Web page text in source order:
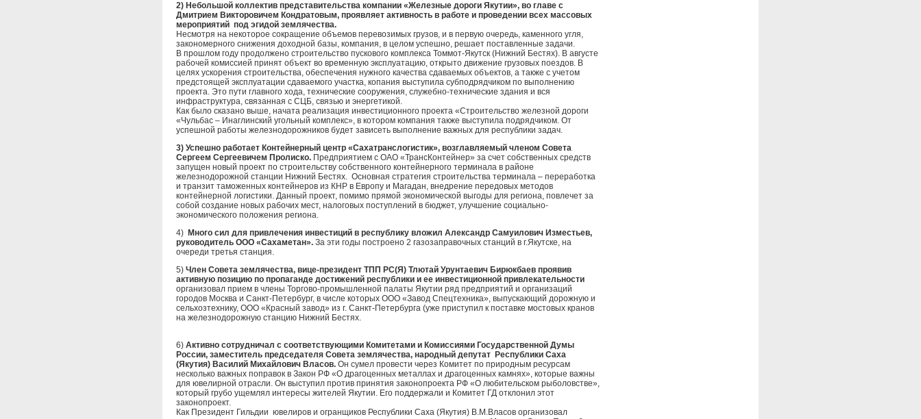
2) Небольшой коллектив представительства компании «Железные дороги Якутии», во главе с
Дмитрием Викторовичем Кондратовым, проявляет активность в работе и проведении всех массовых
мероприятий под эгидой землячества.
Несмотря на некоторое сокращение объемов перевозимых грузов, и в первую очередь, каменного угля,
закономерного снижения доходной базы, компания, в целом успешно, решает поставленные задачи.
В прошлом году продолжено строительство пускового комплекса Томмот-Якутск (Нижний Бестях). В августе
рабочей комиссией принят объект во временную эксплуатацию, открыто движение грузовых поездов. В
целях ускорения строительства, обеспечения нужного качества сдаваемых объектов, а также с учетом
предстоящей эксплуатации сдаваемого участка, копания выступила субподрядчиком по выполнению
проекта. Это пути главного хода, технические сооружения, служебно-технические здания и вся
инфраструктура, связанная с СЦБ, связью и энергетикой.
Как было сказано выше, начата реализация инвестиционного проекта «Строительство железной дороги
«Чульбас – Инаглинский угольный комплекс», в котором компания также выступила подрядчиком. От
успешной работы железнодорожников будет зависеть выполнение важных для республики задач.
3) Успешно работает Контейнерный центр «Сахатранслогистик», возглавляемый членом Совета
Сергеем Сергеевичем Пролиско. Предприятием с ОАО «ТрансКонтейнер» за счет собственных средств
запущен новый проект по строительству собственного контейнерного терминала в районе
железнодорожной станции Нижний Бестях. Основная стратегия строительства терминала – переработка
и транзит таможенных контейнеров из КНР в Европу и Магадан, внедрение передовых методов
контейнерной логистики. Данный проект, помимо прямой экономической выгоды для региона, повлечет за
собой создание новых рабочих мест, налоговых поступлений в бюджет, улучшение социально-
экономического положения региона.
4) Много сил для привлечения инвестиций в республику вложил Александр Самуилович Изместьев,
руководитель ООО «Сахаметан». За эти годы построено 2 газозаправочных станций в г.Якутске, на
очереди третья станция.
5) Член Совета землячества, вице-президент ТПП РС(Я) Тлютай Урунтаевич Бирюкбаев проявив
активную позицию по пропаганде достижений республики и ее инвестиционной привлекательности
организовал прием в члены Торгово-промышленной палаты Якутии ряд предприятий и организаций
городов Москва и Санкт-Петербург, в числе которых ООО «Завод Спецтехника», выпускающий дорожную и
сельхозтехнику, ООО «Красный завод» из г. Санкт-Петербурга (уже приступил к поставке мостовых кранов
на железнодорожную станцию Нижний Бестях.
6) Активно сотрудничал с соответствующими Комитетами и Комиссиями Государственной Думы
России, заместитель председателя Совета землячества, народный депутат Республики Саха
(Якутия) Василий Михайлович Власов. Он сумел провести через Комитет по природным ресурсам
несколько важных поправок в Закон РФ «О драгоценных металлах и драгоценных камнях», которые важны
для ювелирной отрасли. Он выступил против принятия законопроекта РФ «О любительском рыболовстве»,
который грубо ущемлял интересы жителей Якутии. Его поддержали и Комитет ГД отклонил этот
законопроект.
Как Президент Гильдии ювелиров и огранщиков Республики Саха (Якутия) В.М.Власов организовал